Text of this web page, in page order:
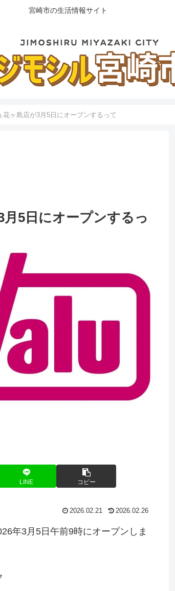
宮崎市の生活情報サイト
花ヶ島店が3月5日にオープンするって
月5日にオープンするっ
LINE コピー
2026.02.21 2026.02.26
年3月5日午前9時にオープンしま